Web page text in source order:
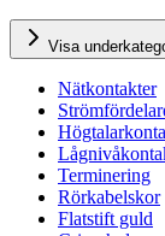
Visa
Nätkontakter
Terminering
Rörkabelskor
Flatstift guld